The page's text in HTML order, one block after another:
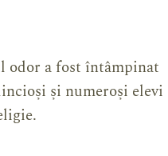
odor a fost întâmpinat
și numeroși elevi